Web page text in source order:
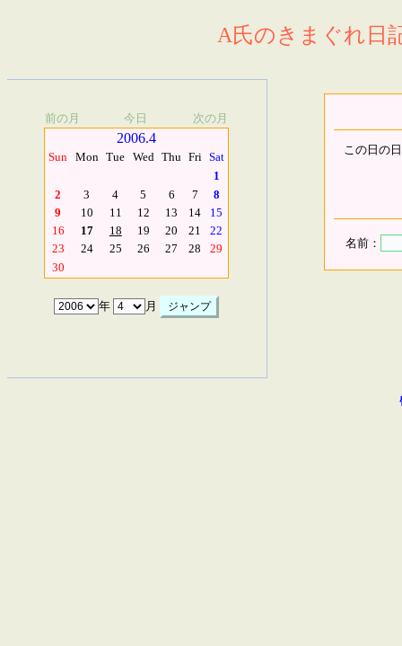
A氏のきまぐれ日
前の月 今日 次の月
2006.4
Sun Mon Tue Wed Thu Fri Sat
1
2
3 4 5 6 7
8
9
10 11 12 13 14
15
16
17 18 19 20 21
22
23
24 25 26 27 28
29
30
年 月
この日の
名前：